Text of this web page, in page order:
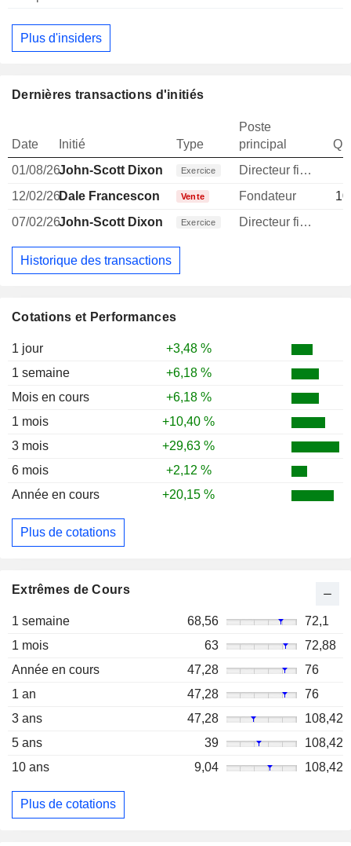
Cotations et Performances
1 jour
+3,48 %
1 semaine
+6,18 %
Mois en cours
+6,18 %
1 mois
+10,40 %
3 mois
+29,63 %
6 mois
+2,12 %
Année en cours
+20,15 %
Plus de cotations
Extrêmes de Cours
1 semaine 68,56
72,1
1 mois
63
72,88
Année en cours
47,28
76
1 an
47,28
76
3 ans
47,28
108,42
5 ans
39
108,42
10 ans
9,04 108,42
Plus de cotations
Plus d'insiders
Dernières transactions d'initiés
Date Initié Type
Poste
principal
01/08/26John-Scott Dixon Exercice Directeur financier
12/02/26Dale Francescon Vente Fondateur
07/02/26John-Scott Dixon Exercice Directeur financier
Historique des transactions